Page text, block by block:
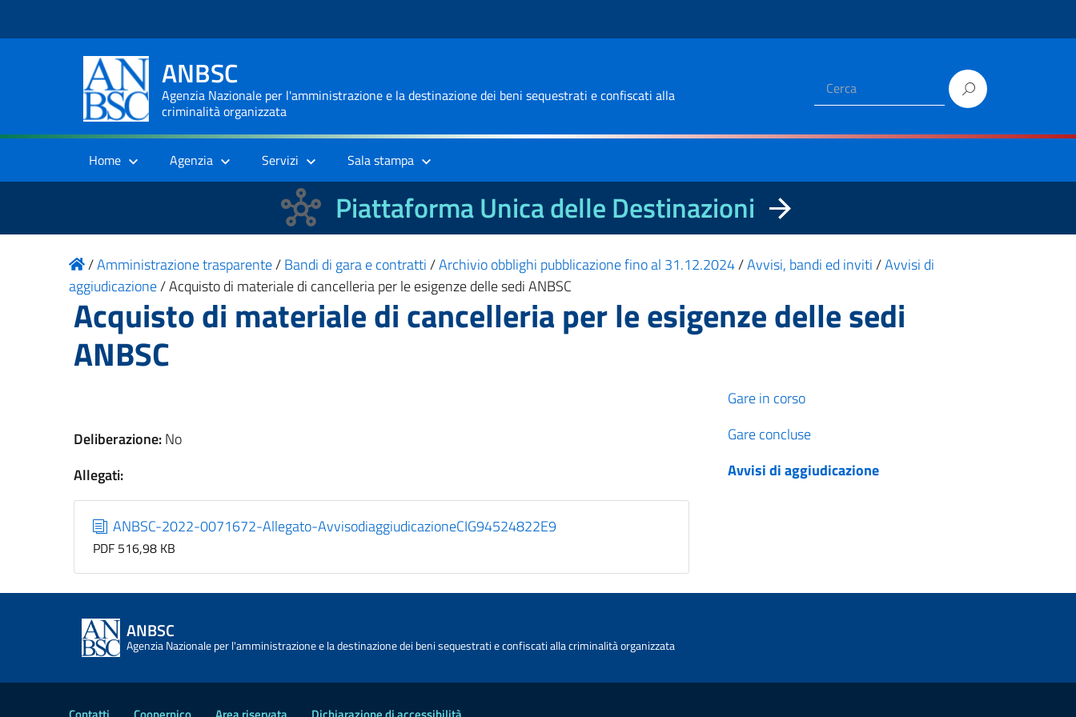
ANBSC
Agenzia Nazionale per l'amministrazione e la destinazione dei beni sequestrati e confiscati alla
criminalità organizzata
Home Agenzia Servizi Sala stampa
Piattaforma Unica delle Destinazioni
/Amministrazione trasparente/Bandi di gara e contratti/Archivio obblighi pubblicazione fino al 31.12.2024/Avvisi, bandi ed inviti/Avvisi di
aggiudicazione/Acquisto di materiale di cancelleria per le esigenze delle sedi ANBSC
Acquisto di materiale di cancelleria per le esigenze delle sedi
ANBSC
Deliberazione:No
Allegati:
ANBSC-2022-0071672-Allegato-AvvisodiaggiudicazioneCIG94524822E9
PDF 516,98 KB
Gare in corso
Gare concluse
Avvisi di aggiudicazione
ANBSC
Agenzia Nazionale per l'amministrazione e la destinazione dei beni sequestrati e confiscati alla criminalità organizzata